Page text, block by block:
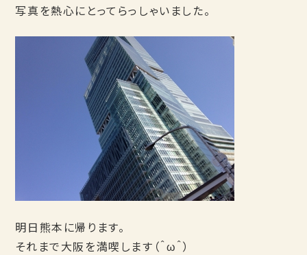
写真を熱心にとってらっしゃいました。
明日熊本に帰ります。
それまで大阪を満喫します（＾ω＾）